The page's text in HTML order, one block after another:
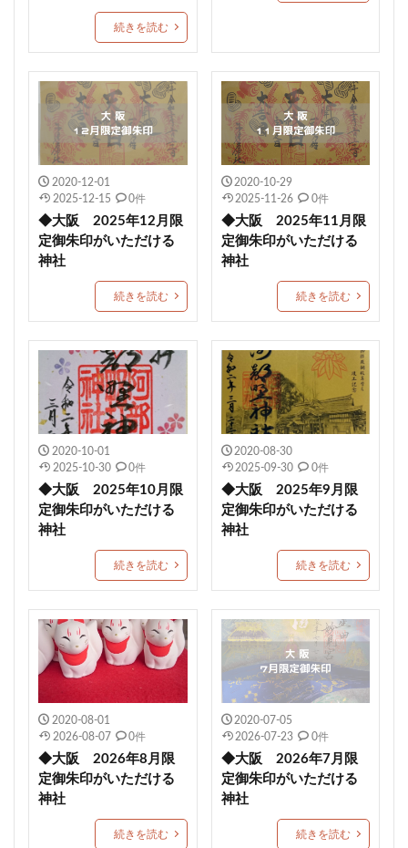
石清尾八幡宮 師走限定御朱印
城山八幡宮
小御門神社 成田豊住熊野神社 白鷺神社
日出若宮八幡宮 年越限定御朱印 艫神社
猫の日限定御朱印 子授 玉作湯神社
茨城縣護国神社 別所琴平神社 美幌神社
厚真神社 穂高神社 神炊館神社 スイーツ
一山神社 小坂熊野神社 都波岐奈加等神社
こどもの日御朱印 住吉 生根神社
杭瀬熊野神社 朝峯神社
八乙女八幡神社 由良湊神社 期間限定御朱印
大阪市 ねこ 栃木 健康成就 神社
海津天神社 熊本 照國神社 尾長天満宮
荘内神社 菅原神社 千勝神社 本居宣長
菊名神社 ストーンサークル 淡嶋神社
厄除祈願 カラフル
1日枚数限定御朱印 素鵞神社
眞田神社 伊豫豆比古命神社 天之宮 二柱神社
賀茂別雷神社 岡田神社（岡田宮）
大野神社 元祇園梛神社
金峯神社 岐阜護国神社 多度大社 崇道天皇社
御嶽神社茅萱宮 5月限定御朱印
村屋坐弥冨都比売神社 麻賀多神社
宇都宮二荒山神社
常陸第三宮吉田神社 多治速比売神社
富士山東口本宮 冨士浅間神社 紀元節限定御朱印
諸願成就 松江市 端午の節句限定御朱印
津軽赤倉山神社 子安稲荷神社
丸子浅間神社 田間神社 元三島神社
続きを読む
2020-12-01
2025-12-15
0件
◆大阪 2025年12月限
定御朱印がいただける
神社
続きを読む
2020-10-29
2025-11-26
0件
◆大阪 2025年11月限
定御朱印がいただける
神社
続きを読む
2020-10-01
2025-10-30
0件
◆大阪 2025年10月限
定御朱印がいただける
神社
続きを読む
2020-08-30
2025-09-30
0件
◆大阪 2025年9月限
定御朱印がいただける
神社
続きを読む
2020-08-01
2026-08-07
0件
◆大阪 2026年8月限
定御朱印がいただける
神社
続きを読む
2020-07-05
2026-07-23
0件
◆大阪 2026年7月限
定御朱印がいただける
神社
続きを読む